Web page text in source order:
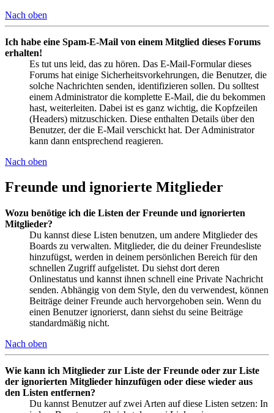
Nach oben
Ich habe eine Spam-E-Mail von einem Mitglied dieses Forums
erhalten!
Es tut uns leid, das zu hören. Das E-Mail-Formular dieses
Forums hat einige Sicherheitsvorkehrungen, die Benutzer, die
solche Nachrichten senden, identifizieren sollen. Du solltest
einem Administrator die komplette E-Mail, die du bekommen
hast, weiterleiten. Dabei ist es ganz wichtig, die Kopfzeilen
(Headers) mitzuschicken. Diese enthalten Details über den
Benutzer, der die E-Mail verschickt hat. Der Administrator
kann dann entsprechend reagieren.
Nach oben
Freunde und ignorierte Mitglieder
Wozu benötige ich die Listen der Freunde und ignorierten
Mitglieder?
Du kannst diese Listen benutzen, um andere Mitglieder des
Boards zu verwalten. Mitglieder, die du deiner Freundesliste
hinzufügst, werden in deinem persönlichen Bereich für den
schnellen Zugriff aufgelistet. Du siehst dort deren
Onlinestatus und kannst ihnen schnell eine Private Nachricht
senden. Abhängig von dem Style, den du verwendest, können
Beiträge deiner Freunde auch hervorgehoben sein. Wenn du
einen Benutzer ignorierst, dann siehst du seine Beiträge
standardmäßig nicht.
Nach oben
Wie kann ich Mitglieder zur Liste der Freunde oder zur Liste
der ignorierten Mitglieder hinzufügen oder diese wieder aus
den Listen entfernen?
Du kannst Benutzer auf zwei Arten auf diese Listen setzen: In